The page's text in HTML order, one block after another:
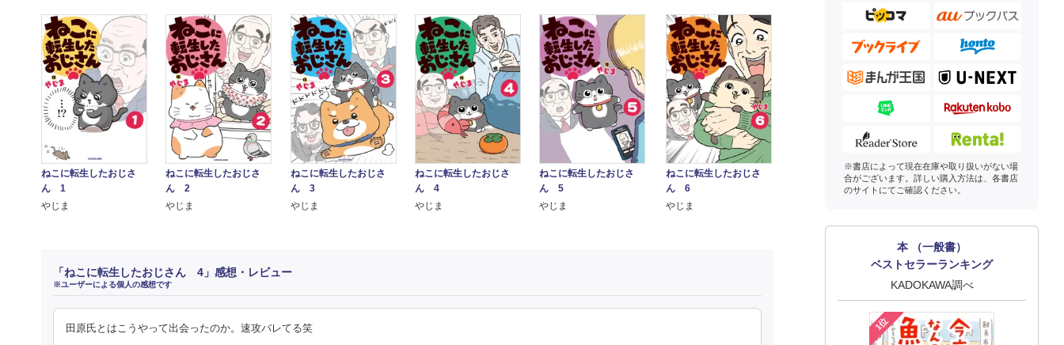
ねこに転生したおじさ
ん 1
やじま
ねこに転生したおじさ
ん 2
やじま
ねこに転生したおじさ
ん 3
やじま
ねこに転生したおじさ
ん 4
やじま
ねこに転生したおじさ
ん 5
やじま
ねこに転生したおじさ
ん 6
やじま
「ねこに転生したおじさん 4」感想・レビュー
※ユーザーによる個人の感想です
田原氏とはこうやって出会ったのか。速攻バレてる笑
※書店によって現在在庫や取り扱いがない場
合がございます。詳しい購入方法は、各書店
のサイトにてご確認ください。
本 （一般書）
ベストセラーランキング
KADOKAWA調べ
1位